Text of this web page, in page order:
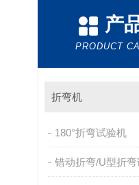
产
PRODUCT
折弯机
180°折弯试验机
错动折弯/U型折